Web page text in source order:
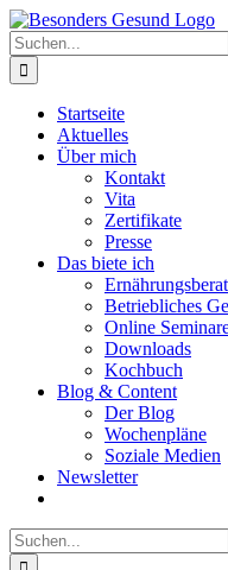
Zum
Inhalt
springen
Suche
nach:
Startseite
Aktuelles
Über mich
Kontakt
Vita
Zertifikate
Presse
Das biete ich
Betriebliches
Online
Downloads
Kochbuch
Blog & Content
Der Blog
Wochenpläne
Soziale Medien
Newsletter
Suche
nach: